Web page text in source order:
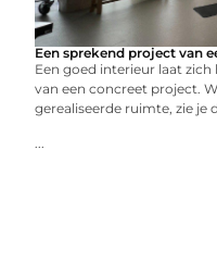
Een sprekend project van
Een goed interieur laat
van een concreet project.
gerealiseerde ruimte, zie je
...